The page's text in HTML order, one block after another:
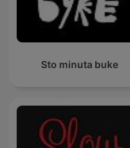
Sto minuta buke